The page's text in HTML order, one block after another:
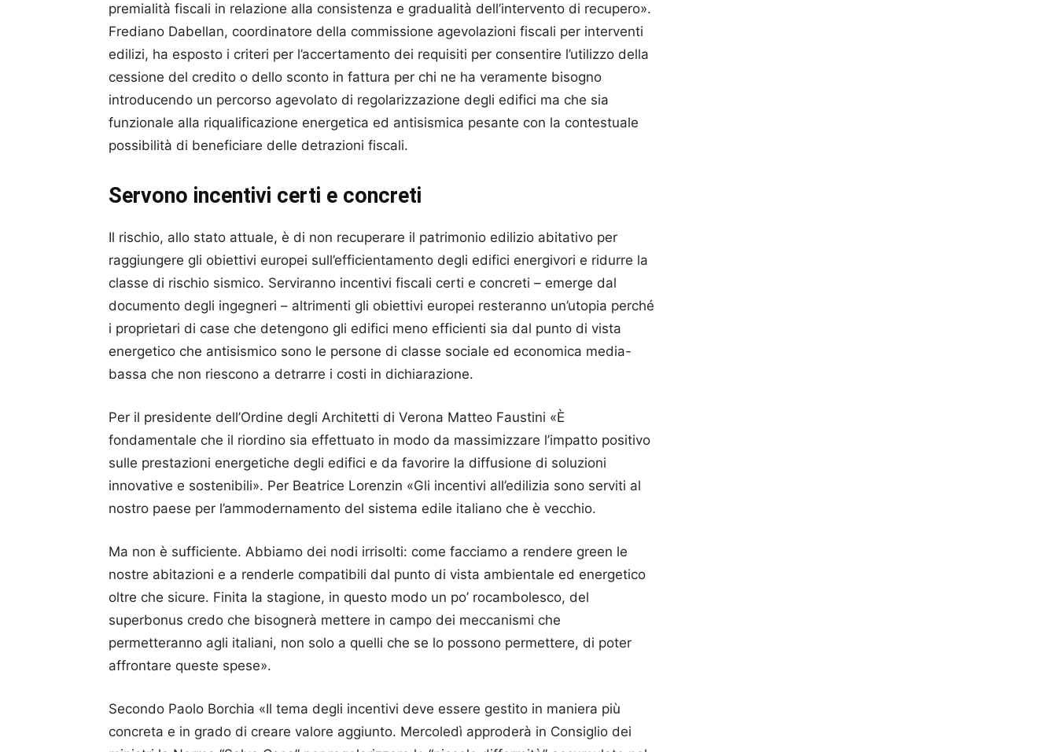
premialità fiscali in relazione alla consistenza e gradualità dell’intervento di recupero».
Frediano Dabellan, coordinatore della commissione agevolazioni fiscali per interventi
edilizi, ha esposto i criteri per l’accertamento dei requisiti per consentire l’utilizzo della
cessione del credito o dello sconto in fattura per chi ne ha veramente bisogno
introducendo un percorso agevolato di regolarizzazione degli edifici ma che sia
funzionale alla riqualificazione energetica ed antisismica pesante con la contestuale
possibilità di beneficiare delle detrazioni fiscali.
Servono incentivi certi e concreti
Il rischio, allo stato attuale, è di non recuperare il patrimonio edilizio abitativo per
raggiungere gli obiettivi europei sull’efficientamento degli edifici energivori e ridurre la
classe di rischio sismico. Serviranno incentivi fiscali certi e concreti – emerge dal
documento degli ingegneri – altrimenti gli obiettivi europei resteranno un’utopia perché
i proprietari di case che detengono gli edifici meno efficienti sia dal punto di vista
energetico che antisismico sono le persone di classe sociale ed economica media-
bassa che non riescono a detrarre i costi in dichiarazione.
Per il presidente dell’Ordine degli Architetti di Verona Matteo Faustini «È
fondamentale che il riordino sia effettuato in modo da massimizzare l’impatto positivo
sulle prestazioni energetiche degli edifici e da favorire la diffusione di soluzioni
innovative e sostenibili». Per Beatrice Lorenzin «Gli incentivi all’edilizia sono serviti al
nostro paese per l’ammodernamento del sistema edile italiano che è vecchio.
Ma non è sufficiente. Abbiamo dei nodi irrisolti: come facciamo a rendere green le
nostre abitazioni e a renderle compatibili dal punto di vista ambientale ed energetico
oltre che sicure. Finita la stagione, in questo modo un po’ rocambolesco, del
superbonus credo che bisognerà mettere in campo dei meccanismi che
permetteranno agli italiani, non solo a quelli che se lo possono permettere, di poter
affrontare queste spese».
Secondo Paolo Borchia «Il tema degli incentivi deve essere gestito in maniera più
concreta e in grado di creare valore aggiunto. Mercoledì approderà in Consiglio dei